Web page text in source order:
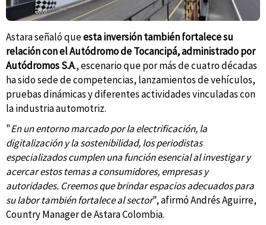
Astara señaló queesta inversión también fortalece su
relación con el Autódromo de Tocancipá, administrado por
Autódromos S.A., escenario que por más de cuatro décadas
ha sido sede de competencias, lanzamientos de vehículos,
pruebas dinámicas y diferentes actividades vinculadas con
la industria automotriz.
"En un entorno marcado por la electrificación, la
digitalización y la sostenibilidad, los periodistas
especializados cumplen una función esencial al investigar y
acercar estos temas a consumidores, empresas y
autoridades. Creemos que brindar espacios adecuados para
su labor también fortalece al sector", afirmó Andrés Aguirre,
Country Manager de Astara Colombia.